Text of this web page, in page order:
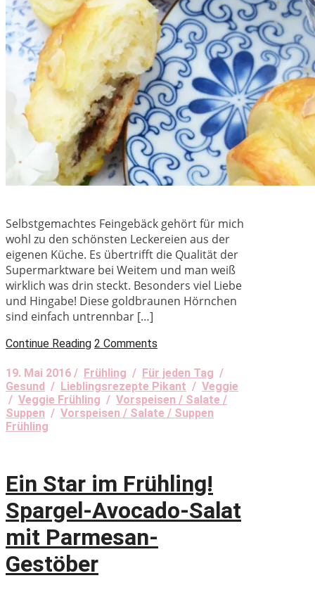
Selbstgemachtes Feingebäck gehört für mich
wohl zu den schönsten Leckereien aus der
eigenen Küche. Es übertrifft die Qualität der
Supermarktware bei Weitem und man weiß
wirklich was drin steckt. Besonders viel Liebe
und Hingabe! Diese goldbraunen Hörnchen
sind einfach untrennbar […]
Continue Reading 2 Comments
19. Mai 2016 / Frühling / Für jeden Tag /
Gesund / Lieblingsrezepte Pikant / Veggie
/ Veggie Frühling / Vorspeisen / Salate /
Suppen / Vorspeisen / Salate / Suppen
Frühling
Ein Star im Frühling!
Spargel-Avocado-Salat
mit Parmesan-
Gestöber